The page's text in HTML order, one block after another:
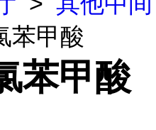
苯甲酸
苯甲酸